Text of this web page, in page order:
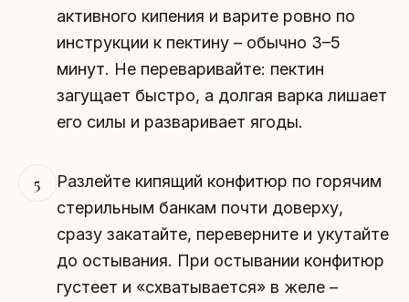
активного кипения и варите ровно по
инструкции к пектину – обычно 3–5
минут. Не переваривайте: пектин
загущает быстро, а долгая варка лишает
его силы и разваривает ягоды.
5
Разлейте кипящий конфитюр по горячим
стерильным банкам почти доверху,
сразу закатайте, переверните и укутайте
до остывания. При остывании конфитюр
густеет и «схватывается» в желе –